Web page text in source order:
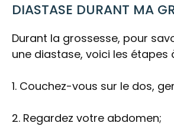
DIASTASE DURANT MA
Durant la grossesse, pour
une diastase, voici les étapes
1. Couchez-vous sur le dos,
2. Regardez votre abdomen;